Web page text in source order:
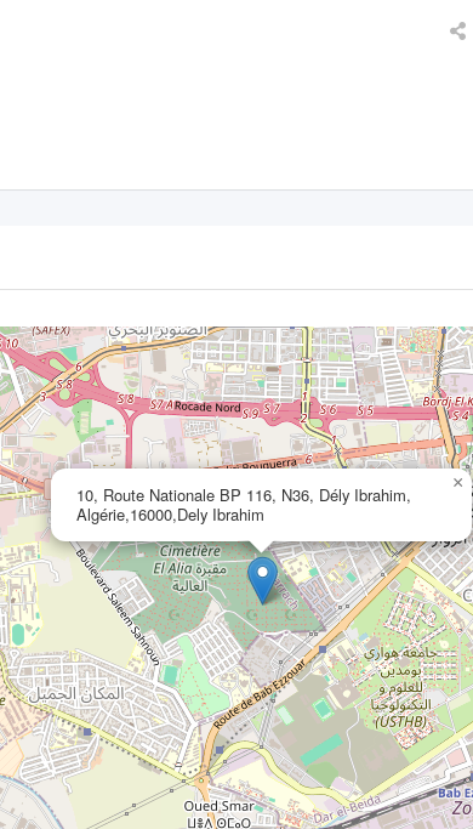
10, Route Nationale BP 116, N36, Dély Ibrahim,
Algérie,16000,Dely Ibrahim
×